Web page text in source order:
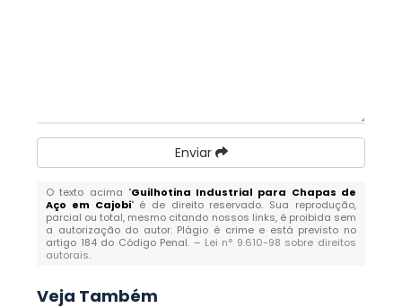
Enviar
O texto acima "Guilhotina Industrial para Chapas de
Aço em Cajobi" é de direito reservado. Sua reprodução,
parcial ou total, mesmo citando nossos links, é proibida sem
a autorização do autor. Plágio é crime e está previsto no
artigo 184 do Código Penal. – Lei n° 9.610-98 sobre direitos
autorais.
Veja Também